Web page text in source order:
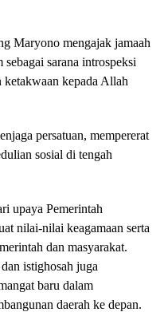
Maryono mengajak jamaah
sarana introspeksi
ketakwaan kepada Allah
persatuan, mempererat
sosial di tengah
upaya Pemerintah
nilai-nilai keagamaan serta
dan masyarakat.
istighosah juga
baru dalam
daerah ke depan.